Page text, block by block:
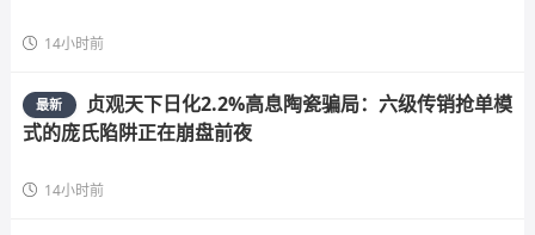
14小时前
最新
贞观天下日化2.2%高息陶瓷骗局：六级传销抢单模
式的庞氏陷阱正在崩盘前夜
14小时前